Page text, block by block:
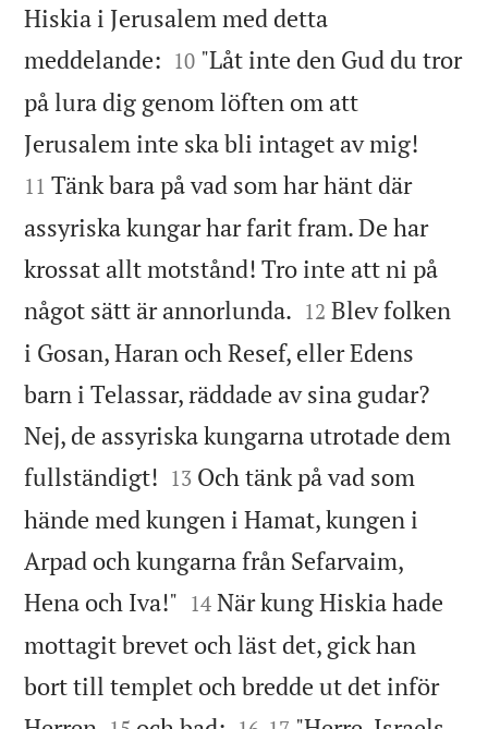
Hiskia i Jerusalem med detta
meddelande: 

10 "Låt inte den Gud du tror
på lura dig genom löften om att
Jerusalem inte ska bli intaget av mig!
11 Tänk bara på vad som har hänt där
assyriska kungar har farit fram. De har
krossat allt motstånd! Tro inte att ni på
något sätt är annorlunda. 

12 Blev folken
i Gosan, Haran och Resef, eller Edens
barn i Telassar, räddade av sina gudar?
Nej, de assyriska kungarna utrotade dem
fullständigt! 

13 Och tänk på vad som
hände med kungen i Hamat, kungen i
Arpad och kungarna från Sefarvaim,
Hena och Iva!" 

14 När kung Hiskia hade
mottagit brevet och läst det, gick han
bort till templet och bredde ut det inför